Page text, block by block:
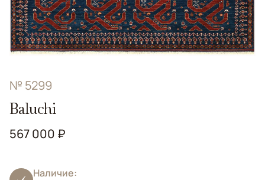
№ 5299
Baluchi
567 000 ₽
Наличие: